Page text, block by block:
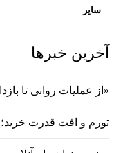
سایر
آخرین خبرها
«از عملیات روانی تا
تورم و افت قدرت